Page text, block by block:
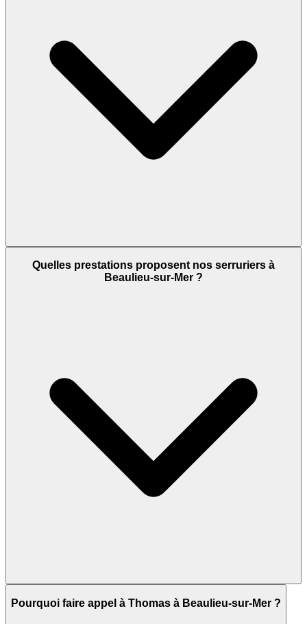
Quelles prestations proposent nos serruriers à
Beaulieu-sur-Mer ?
Pourquoi faire appel à Thomas à Beaulieu-sur-Mer ?